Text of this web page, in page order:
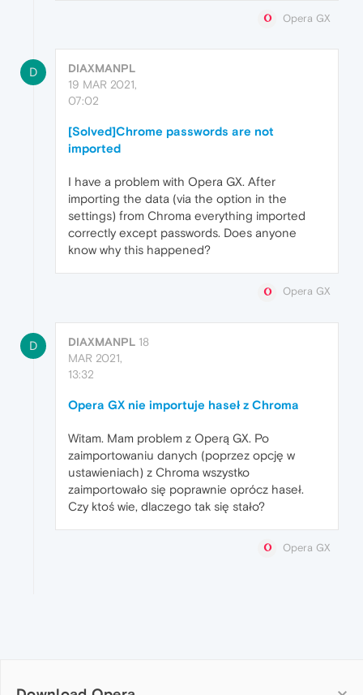
Opera GX
D
DIAXMANPL
19 MAR 2021,
07:02
[Solved]Chrome passwords are not
imported
I have a problem with Opera GX. After
importing the data (via the option in the
settings) from Chroma everything imported
correctly except passwords. Does anyone
know why this happened?
Opera GX
D DIAXMANPL 18
MAR 2021,
13:32
Opera GX nie importuje haseł z Chroma
Witam. Mam problem z Operą GX. Po
zaimportowaniu danych (poprzez opcję w
ustawieniach) z Chroma wszystko
zaimportowało się poprawnie oprócz haseł.
Czy ktoś wie, dlaczego tak się stało?
Opera GX